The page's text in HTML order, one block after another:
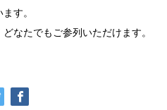
す。
なたでもご参列いただけます。